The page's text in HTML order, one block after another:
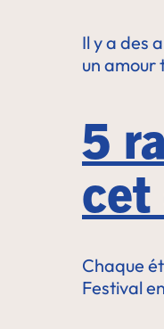
Il y a des
un
5
cet
Chaque
Festival